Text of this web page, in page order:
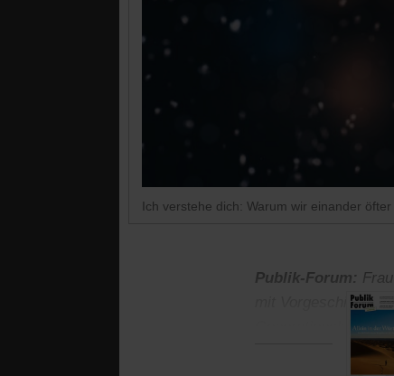
Ich verstehe dich: Warum wir einander
Publik-Forum:
mit Vorgeschichte